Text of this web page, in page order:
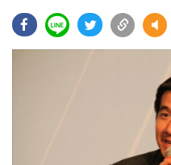
• CbizReview
• Cyber BIZ
Good health & Well-
Management & HR